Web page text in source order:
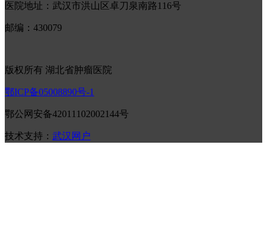
医院地址：武汉市洪山区卓刀泉南路116号
邮编：430079
版权所有 湖北省肿瘤医院
鄂ICP备05008890号-1
鄂公网安备42011102002144号
技术支持： 武汉网户